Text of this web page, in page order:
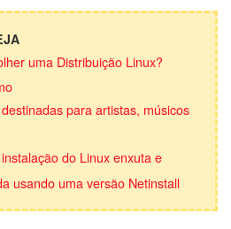
uma Distribuição Linux?
para artistas, músicos
do Linux enxuta e
usando uma versão Netinstall